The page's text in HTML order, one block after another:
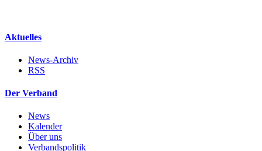
Aktuelles
News-Archiv
RSS
Der Verband
News
Kalender
Über uns
Verbandspolitik